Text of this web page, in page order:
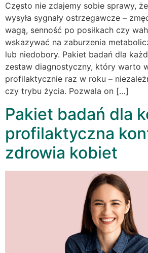
Często nie zdajemy sobie sprawy,
wysyła sygnały ostrzegawcze –
wagą, senność po posiłkach czy
wskazywać na zaburzenia
lub niedobory. Pakiet badań dla
zestaw diagnostyczny, który warto
profilaktycznie raz w roku –
czy trybu życia. Pozwala on […]
Pakiet badań dla
profilaktyczna
zdrowia kobiet